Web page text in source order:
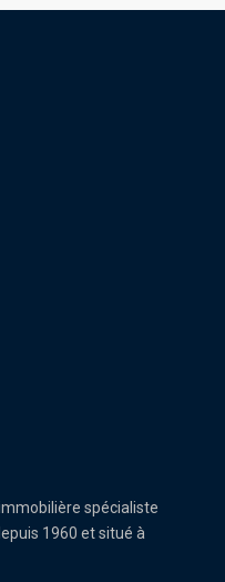
spécialiste
1960 et situé à